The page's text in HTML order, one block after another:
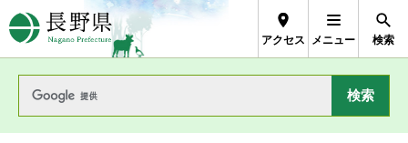
長野県Nagano Prefecture
アクセス メニュー 検索